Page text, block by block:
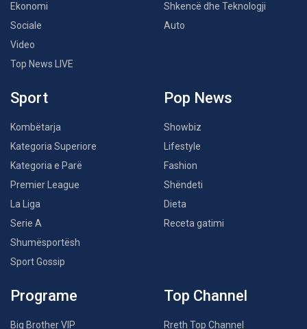
Ekonomi
Sociale
Video
Top News LIVE
Shkencë dhe Teknologji
Auto
Sport
Kombëtarja
Kategoria Superiore
Kategoria e Parë
Premier League
La Liga
Serie A
Shumësportësh
Sport Gossip
Pop News
Showbiz
Lifestyle
Fashion
Shëndeti
Dieta
Receta gatimi
Programe
Big Brother VIP
Top Channel
Rreth Top Channel